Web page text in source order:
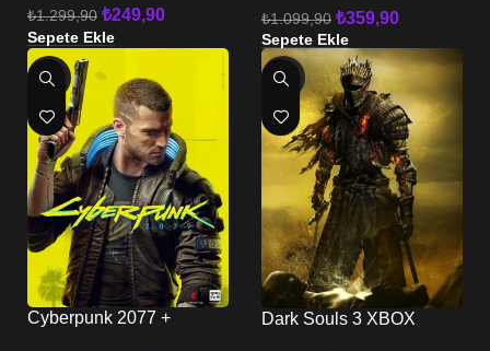
₺1.299,90 ₺249,90
Sepete Ekle
₺1.099,90 ₺359,90
Sepete Ekle
-70%
Cyberpunk 2077 +
-64%
Dark Souls 3 XBOX